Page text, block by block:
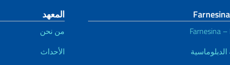
Farnesina –
المعهد
من نحن
الأحداث